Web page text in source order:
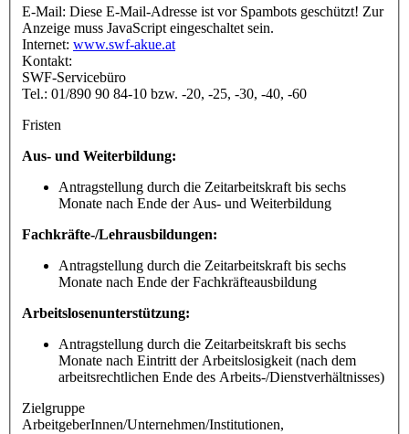
E-Mail: Diese E-Mail-Adresse ist vor Spambots geschützt! Zur
Anzeige muss JavaScript eingeschaltet sein.
Internet: www.swf-akue.at
Kontakt:
SWF-Servicebüro
Tel.: 01/890 90 84-10 bzw. -20, -25, -30, -40, -60
Fristen
Aus- und Weiterbildung:
Antragstellung durch die Zeitarbeitskraft bis sechs
Monate nach Ende der Aus- und Weiterbildung
Fachkräfte-/Lehrausbildungen:
Antragstellung durch die Zeitarbeitskraft bis sechs
Monate nach Ende der Fachkräfteausbildung
Arbeitslosenunterstützung:
Antragstellung durch die Zeitarbeitskraft bis sechs
Monate nach Eintritt der Arbeitslosigkeit (nach dem
arbeitsrechtlichen Ende des Arbeits-/Dienstverhältnisses)
Zielgruppe
ArbeitgeberInnen/Unternehmen/Institutionen,